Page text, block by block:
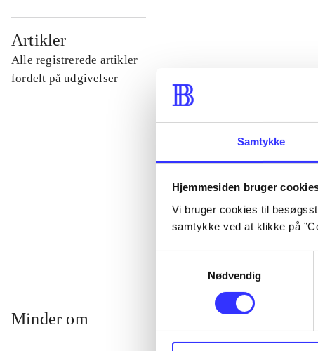
Samtykke
Hjemmesiden bruger
Vi bruger cookies til
samtykke ved at klikke på
Nødvendig
Artikler
Alle registrerede artikler
fordelt på udgivelser
...
...
...
Minder om